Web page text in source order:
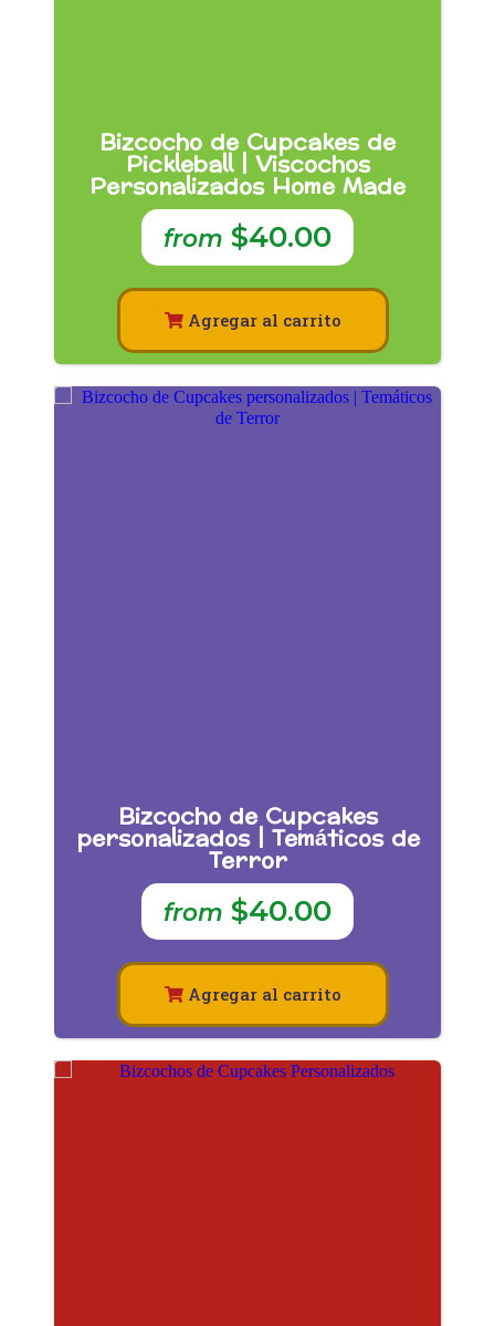
Bizcocho de Cupcakes de
Pickleball | Viscochos
Personalizados Home Made
from $40.00
Agregar al carrito
Bizcocho de Cupcakes
personalizados | Temáticos de
Terror
from $40.00
Agregar al carrito